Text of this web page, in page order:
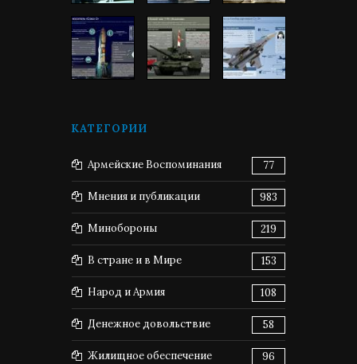
КАТЕГОРИИ
Армейские Воспоминания 77
Мнения и публикации 983
Минобороны 219
В стране и в Мире 153
Народ и Армия 108
Денежное довольствие 58
Жилищное обеспечение 96